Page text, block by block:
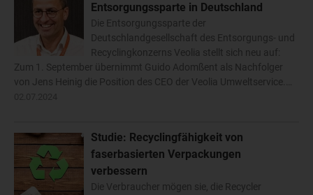
Entsorgungssparte in Deutschland
Die Entsorgungssparte der
Deutschlandgesellschaft des Entsorgungs- und
Recyclingkonzerns Veolia stellt sich neu auf:
Zum 1. September übernimmt Guido Adomßent als Nachfolger
von Jens Heinig die Position des CEO der Veolia Umweltservice.…
Studie: Recyclingfähigkeit von
faserbasierten Verpackungen
verbessern
Die Verbraucher mögen sie, die Recycler